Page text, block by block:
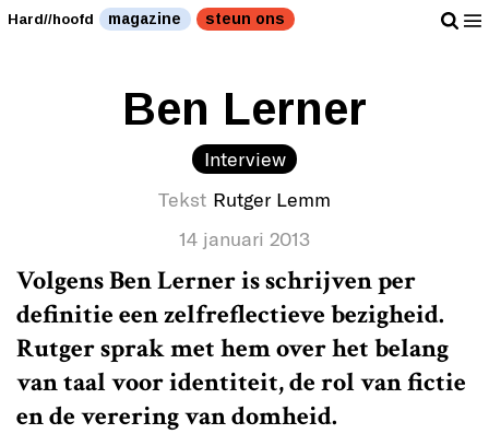
Hard//hoofd magazine steun ons
Ben Lerner
Interview
Tekst Rutger Lemm
14 januari 2013
Volgens Ben Lerner is schrijven per
definitie een zelfreflectieve bezigheid.
Rutger sprak met hem over het belang
van taal voor identiteit, de rol van fictie
en de verering van domheid.